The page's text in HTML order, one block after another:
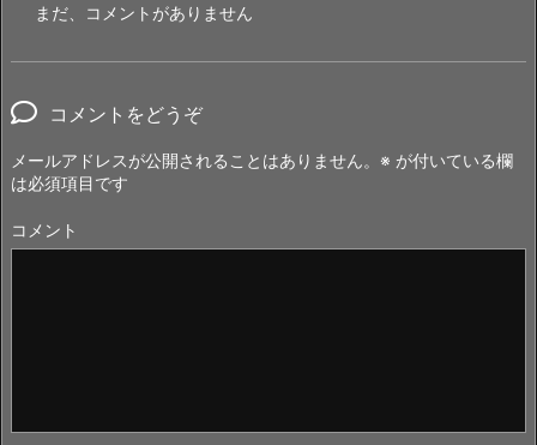
まだ、コメントがありません
コメントをどうぞ
メールアドレスが公開されることはありません。 ※ が付いている欄
は必須項目です
コメント